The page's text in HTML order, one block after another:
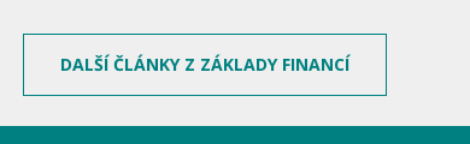
Ukázeme vám, jak na to jednoduše a
prakticky.DALŠÍ ČLÁNKY Z ZÁKLADY FINANCÍ